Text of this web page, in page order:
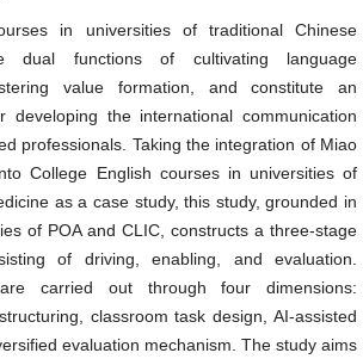
in universities of traditional Chinese
dual functions of cultivating language
value formation, and constitute an
developing the international communication
professionals. Taking the integration of Miao
College English courses in universities of
as a case study, this study, grounded in
of POA and CLIC, constructs a three-stage
of driving, enabling, and evaluation.
carried out through four dimensions:
classroom task design, AI-assisted
evaluation mechanism. The study aims